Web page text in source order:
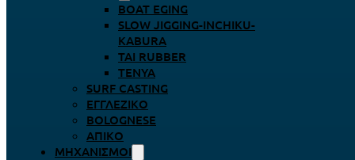
BOAT EGING
SLOW JIGGING-INCHIKU-
KABURA
TAI RUBBER
TENYA
SURF CASTING
ΕΓΓΛΈΖΙΚΟ
BOLOGNESE
ΑΠΊΚΟ
ΜΗΧΑΝΙΣΜΟΊ